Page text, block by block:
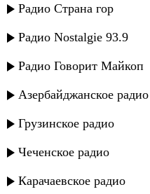
Радио Страна гор
Радио Nostalgie 93.9
Радио Говорит Майкоп
Азербайджанское радио
Грузинское радио
Чеченское радио
Карачаевское радио
Аслан Идрисов -
Эдельвейс -
Ахмед Закариев -
Эльдар Мусаев -